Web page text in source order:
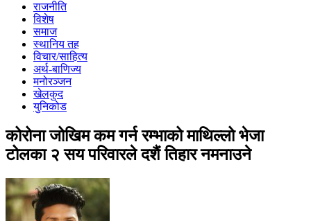
राजनीति
विशेष
समाज
स्थानिय तह
विचार/साहित्य
अर्थ-बाणिज्य
मनोरञ्जन
खेलकुद
युनिकोड
कोरोना जोखिम कम गर्न रम्भाको माथिल्लो भेजा
टोलका २ सय परिवारले दशैं तिहार नमनाउने